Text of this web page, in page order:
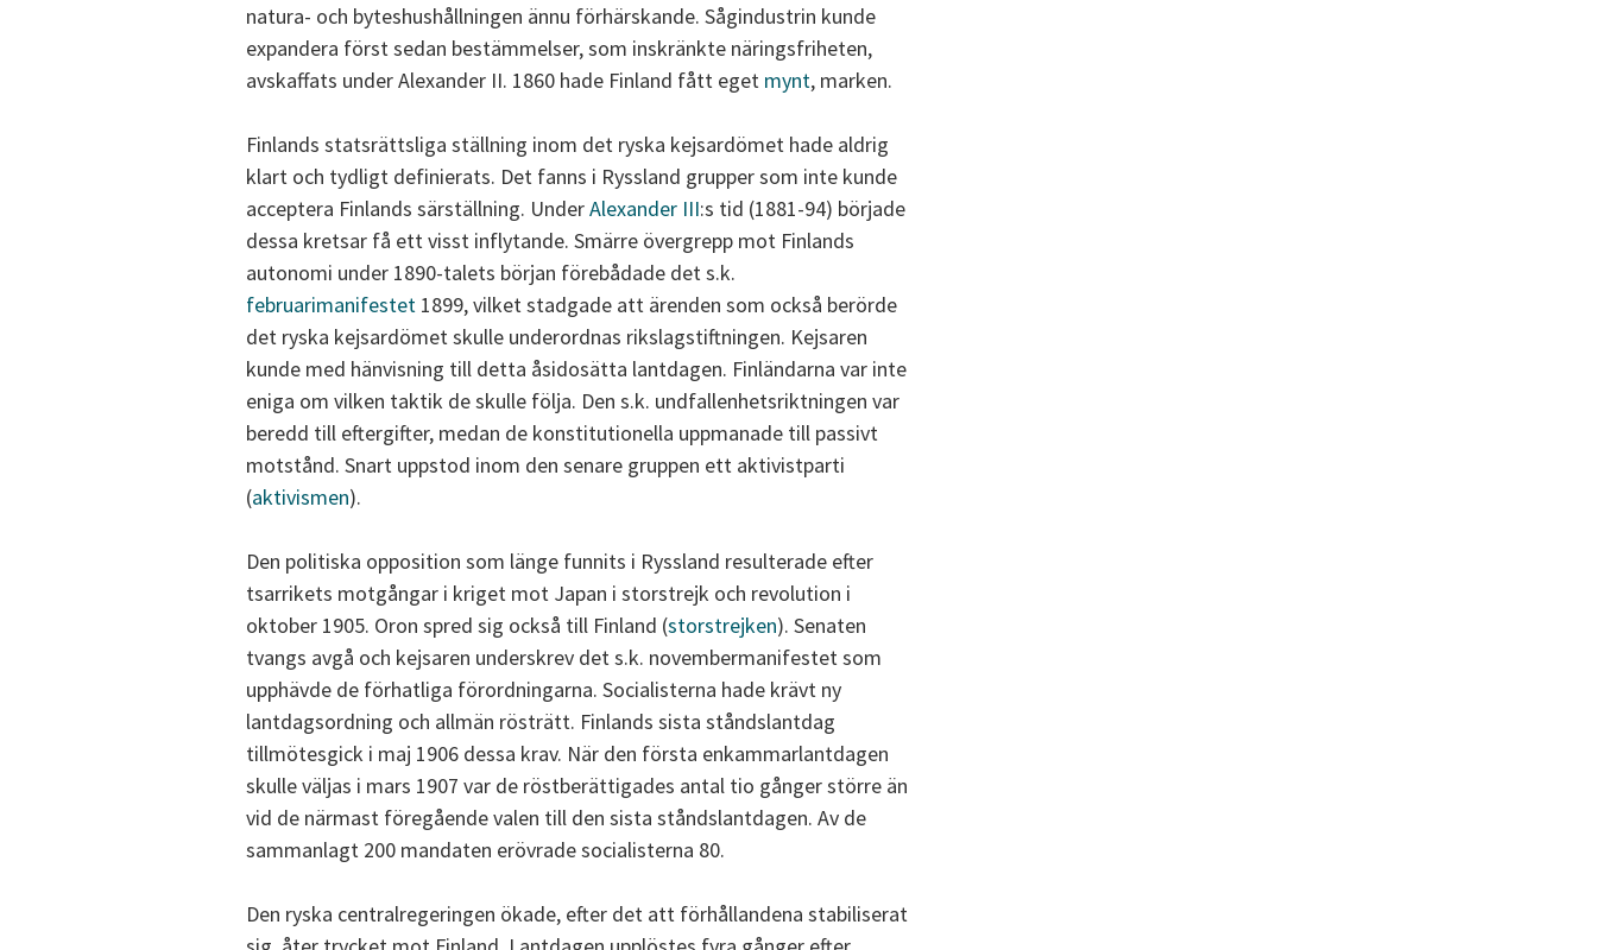
natura- och byteshushållningen ännu förhärskande. Sågindustrin kunde
expandera först sedan bestämmelser, som inskränkte näringsfriheten,
avskaffats under Alexander II. 1860 hade Finland fått eget mynt, marken.
Finlands statsrättsliga ställning inom det ryska kejsardömet hade aldrig
klart och tydligt definierats. Det fanns i Ryssland grupper som inte kunde
acceptera Finlands särställning. UnderAlexander III:s tid (1881-94) började
dessa kretsar få ett visst inflytande. Smärre övergrepp mot Finlands
autonomi under 1890-talets början förebådade det s.k.
februarimanifestet 1899, vilket stadgade att ärenden som också berörde
det ryska kejsardömet skulle underordnas rikslagstiftningen. Kejsaren
kunde med hänvisning till detta åsidosätta lantdagen. Finländarna var inte
eniga om vilken taktik de skulle följa. Den s.k. undfallenhetsriktningen var
beredd till eftergifter, medan de konstitutionella uppmanade till passivt
motstånd. Snart uppstod inom den senare gruppen ett aktivistparti
(aktivismen).
Den politiska opposition som länge funnits i Ryssland resulterade efter
tsarrikets motgångar i kriget mot Japan i storstrejk och revolution i
oktober 1905. Oron spred sig också till Finland (storstrejken). Senaten
tvangs avgå och kejsaren underskrev det s.k. novembermanifestet som
upphävde de förhatliga förordningarna. Socialisterna hade krävt ny
lantdagsordning och allmän rösträtt. Finlands sista ståndslantdag
tillmötesgick i maj 1906 dessa krav. När den första enkammarlantdagen
skulle väljas i mars 1907 var de röstberättigades antal tio gånger större än
vid de närmast föregående valen till den sista ståndslantdagen. Av de
sammanlagt 200 mandaten erövrade socialisterna 80.
Den ryska centralregeringen ökade, efter det att förhållandena stabiliserat